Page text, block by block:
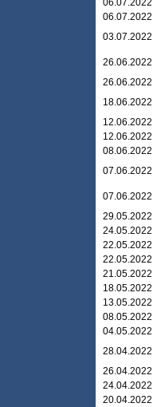
06.07.2022
06.07.2022
03.07.2022
26.06.2022
26.06.2022
18.06.2022
12.06.2022
12.06.2022
08.06.2022
07.06.2022
07.06.2022
29.05.2022
24.05.2022
22.05.2022
22.05.2022
21.05.2022
18.05.2022
13.05.2022
08.05.2022
04.05.2022
28.04.2022
26.04.2022
24.04.2022
20.04.2022